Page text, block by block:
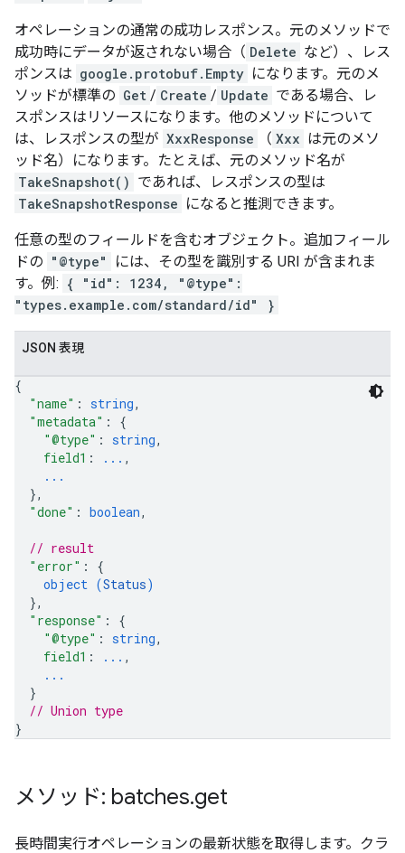
オペレーションの通常の成功レスポンス。元のメソッドで
成功時にデータが返されない場合（ Delete など）、レス
ポンスは google.protobuf.Empty になります。元のメ
ソッドが標準の Get / Create / Update である場合、レ
スポンスはリソースになります。他のメソッドについて
は、レスポンスの型が XxxResponse （ Xxx は元のメソ
ッド名）になります。たとえば、元のメソッド名が
TakeSnapshot() であれば、レスポンスの型は
TakeSnapshotResponse になると推測できます。
任意の型のフィールドを含むオブジェクト。追加フィール
ドの "@type"
には、その型を識別する URI が含まれま
す。例: { "id": 1234, "@type":
"types.example.com/standard/id" }
JSON 表現
{
"name" : string,
"metadata" : {
"@type" : string,
field1 : ... ,
...
},
"done" : boolean,
// result
"error" : {
object (Status)
},
"response" : {
"@type" : string,
field1 : ... ,
...
}
// Union type
}
メソッド: batches.get
長時間実行オペレーションの最新状態を取得します。クラ